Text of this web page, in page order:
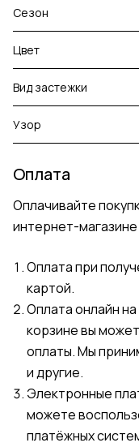
Сезон
Цвет
Вид застежки
Узор
Оплата
Оплачивайте
интернет-
Оплата при
картой.
Оплата онлайн
корзине вы
оплаты. Мы
и другие.
Электронные
можете
платёжных